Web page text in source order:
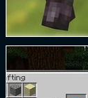
ESPORTES